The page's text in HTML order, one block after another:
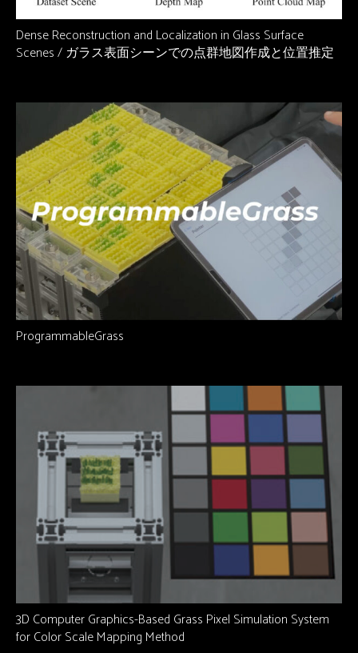
Dense Reconstruction and Localization in Glass Surface
Scenes / ガラス表面シーンでの点群地図作成と位置推定
ProgrammableGrass
3D Computer Graphics-Based Grass Pixel Simulation System
for Color Scale Mapping Method